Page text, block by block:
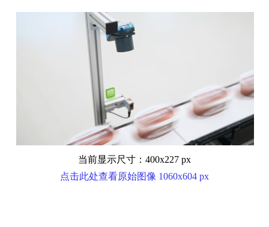
当前显示尺寸：400x227 px
点击此处查看原始图像 1060x604 px